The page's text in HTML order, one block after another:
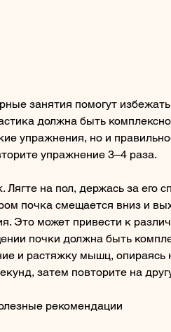
должна быть
упражнения, но и
упражнение 3–4 раза.
Лягте на пол, держась за его
почка смещается вниз и
Это может привести к
почки должна быть
и растяжку мышц, опираясь
затем повторите на
рекомендации